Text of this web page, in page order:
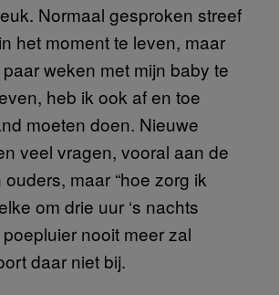
Normaal gesproken streef
het moment te leven, maar
weken met mijn baby te
heb ik ook af en toe
moeten doen. Nieuwe
veel vragen, vooral aan de
maar “hoe zorg ik
om drie uur ‘s nachts
nooit meer zal
daar niet bij.